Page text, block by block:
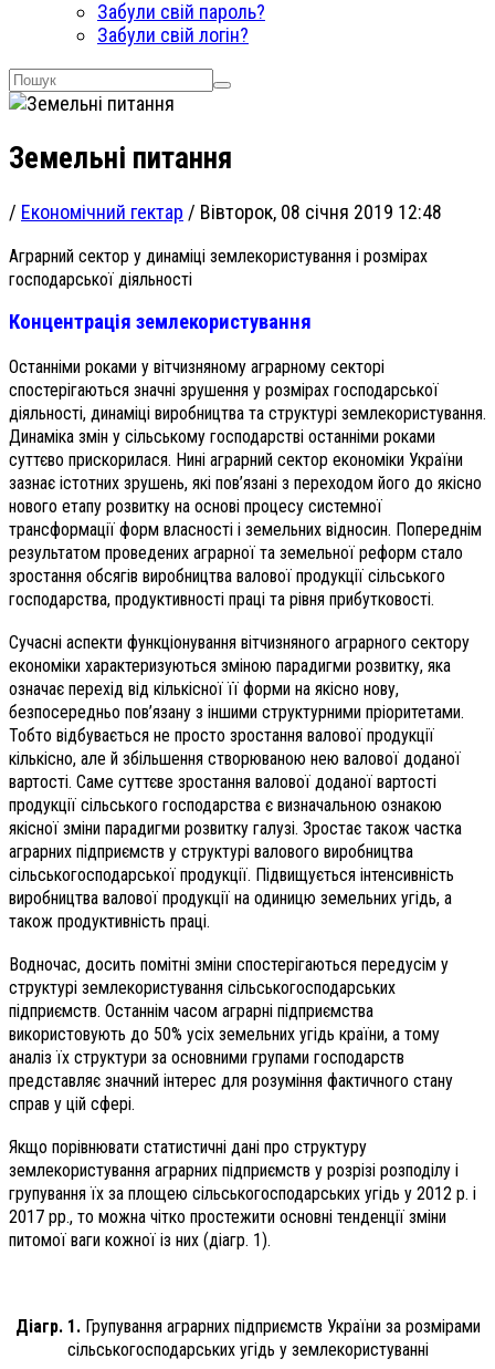
Забули свій пароль?
Забули свій логін?
Земельні питання
/ Економічний гектар / Вівторок, 08 січня 2019 12:48
Аграрний сектор у динаміці землекористування і розмірах
господарської діяльності
Концентрація землекористування
Останніми роками у вітчизняному аграрному секторі
спостерігаються значні зрушення у розмірах господарської
діяльності, динаміці виробництва та структурі землекористування.
Динаміка змін у сільському господарстві останніми роками
суттєво прискорилася. Нині аграрний сектор економіки України
зазнає істотних зрушень, які пов’язані з переходом його до якісно
нового етапу розвитку на основі процесу системної
трансформації форм власності і земельних відносин. Попереднім
результатом проведених аграрної та земельної реформ стало
зростання обсягів виробництва валової продукції сільського
господарства, продуктивності праці та рівня прибутковості.
Сучасні аспекти функціонування вітчизняного аграрного сектору
економіки характеризуються зміною парадигми розвитку, яка
означає перехід від кількісної її форми на якісно нову,
безпосередньо пов’язану з іншими структурними пріоритетами.
Тобто відбувається не просто зростання валової продукції
кількісно, але й збільшення створюваною нею валової доданої
вартості. Саме суттєве зростання валової доданої вартості
продукції сільського господарства є визначальною ознакою
якісної зміни парадигми розвитку галузі. Зростає також частка
аграрних підприємств у структурі валового виробництва
сільськогосподарської продукції. Підвищується інтенсивність
виробництва валової продукції на одиницю земельних угідь, а
також продуктивність праці.
Водночас, досить помітні зміни спостерігаються передусім у
структурі землекористування сільськогосподарських
підприємств. Останнім часом аграрні підприємства
використовують до 50% усіх земельних угідь країни, а тому
аналіз їх структури за основними групами господарств
представляє значний інтерес для розуміння фактичного стану
справ у цій сфері.
Якщо порівнювати статистичні дані про структуру
землекористування аграрних підприємств у розрізі розподілу і
групування їх за площею сільськогосподарських угідь у 2012 р. і
2017 рр., то можна чітко простежити основні тенденції зміни
питомої ваги кожної із них (діагр. 1).
Діагр. 1.Групування аграрних підприємств України за розмірами
сільськогосподарських угідь у землекористуванні